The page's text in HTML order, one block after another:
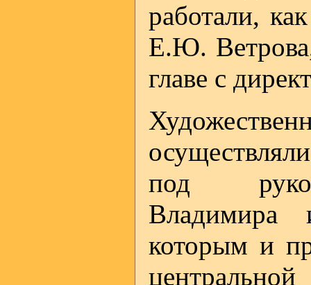
работали,
Е.Ю.
главе с
под
Владимира
которым и